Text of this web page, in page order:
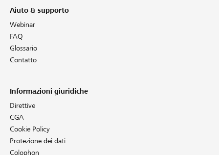
Aiuto & supporto
Webinar
FAQ
Glossario
Contatto
Informazioni giuridiche
Direttive
CGA
Cookie Policy
Protezione dei dati
Colophon